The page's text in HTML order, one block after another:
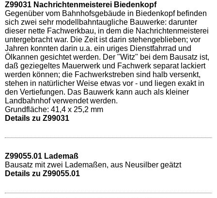
Z99031 Nachrichtenmeisterei Biedenkopf
Gegenüber vom Bahnhofsgebäude in Biedenkopf befinden
sich zwei sehr modellbahntaugliche Bauwerke: darunter
dieser nette Fachwerkbau, in dem die Nachrichtenmeisterei
untergebracht war. Die Zeit ist darin stehengeblieben; vor
Jahren konnten darin u.a. ein uriges Dienstfahrrad und
Ölkannen gesichtet werden. Der "Witz" bei dem Bausatz ist,
daß geziegeltes Mauerwerk und Fachwerk separat lackiert
werden können; die Fachwerkstreben sind halb versenkt,
stehen in natürlicher Weise etwas vor - und liegen exakt in
den Vertiefungen. Das Bauwerk kann auch als kleiner
Landbahnhof verwendet werden.
Grundfläche: 41,4 x 25,2 mm
Details zu Z99031
Z99055.01 Lademaß
Bausatz mit zwei Lademaßen, aus Neusilber geätzt
Details zu Z99055.01